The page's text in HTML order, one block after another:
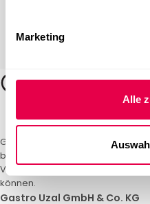
Marketing
Alle
Gastro Uzal – Ihr Spezialist für
bieten maßgeschneiderte
Veranstaltungen. Qualität und
können.
Gastro Uzal GmbH & Co. KG